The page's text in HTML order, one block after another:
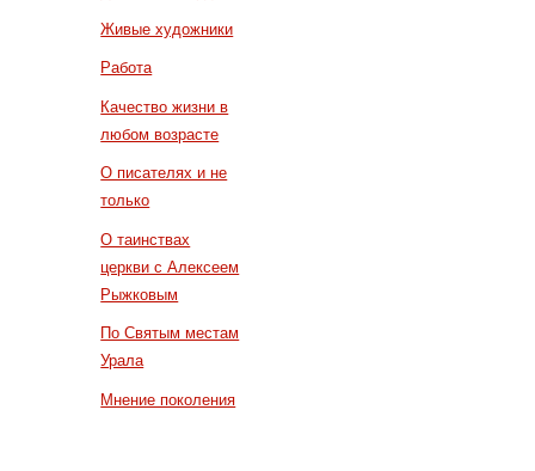
Живые художники
Работа
Качество жизни в
любом возрасте
О писателях и не
только
О таинствах
церкви с Алексеем
Рыжковым
По Святым местам
Урала
Мнение поколения